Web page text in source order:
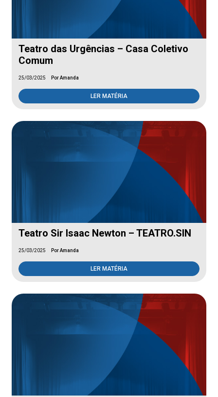
Teatro das Urgências – Casa Coletivo
Comum
25/03/2025 Por Amanda
LER MATÉRIA
Teatro Sir Isaac Newton – TEATRO.SIN
25/03/2025 Por Amanda
LER MATÉRIA